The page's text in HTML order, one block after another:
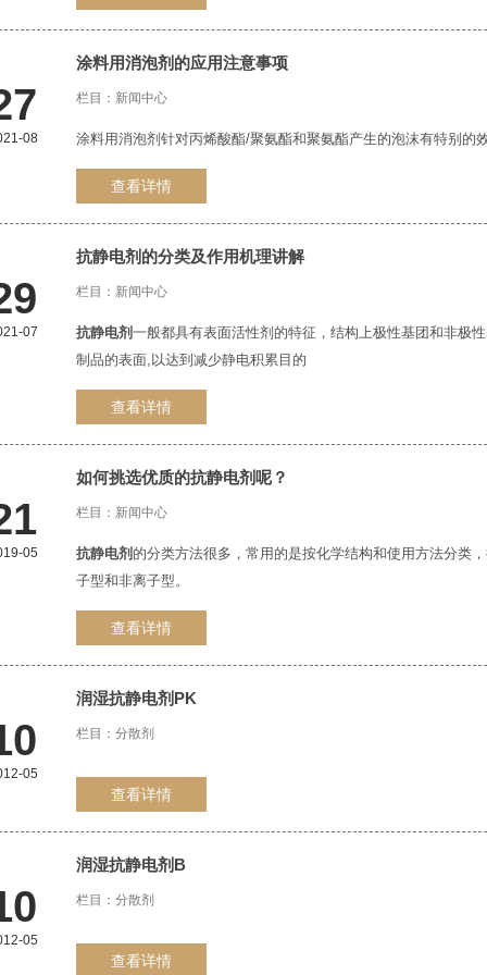
08
涂料用消泡剂的应用注意事项
栏目： 新闻中心
涂料用消泡剂针对丙烯酸酯/聚氨酯和聚氨酯产生的泡沫有特别的
查看详情
07
抗静电剂 的分类及作用机理讲解
栏目： 新闻中心
抗静电剂一般都具有表面活性剂的特征，结构上极性基团和非极
制品的表面,以达到减少静电积累目的
查看详情
05
如何挑选优质的抗静电剂 呢？
栏目： 新闻中心
抗静电剂 的分类方法很多，常用的是按化学结构和使用方法分类
子型和非离子型。
查看详情
05
润湿抗静电剂 PK
栏目： 分散剂
查看详情
05
润湿抗静电剂 B
栏目： 分散剂
查看详情